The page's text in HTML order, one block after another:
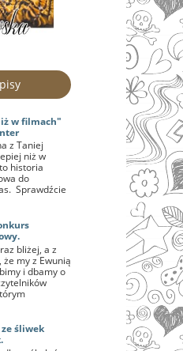
w filmach"
z Taniej
niż w
historia
do
Sprawdźcie
bliżej, a z
że my z Ewunią
i dbamy o
śliwek